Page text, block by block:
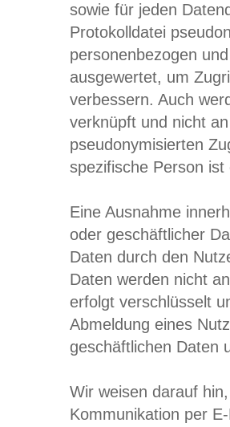
sowie für jeden
Protokolldatei
personenbezogen
ausgewertet, um
verbessern. Auch
verknüpft und nicht
pseudonymisierten
spezifische Person
Eine Ausnahme
oder geschäftlicher
Daten durch den
Daten werden nicht
erfolgt verschlüsselt
Abmeldung eines
geschäftlichen Daten
Wir weisen darauf
Kommunikation per